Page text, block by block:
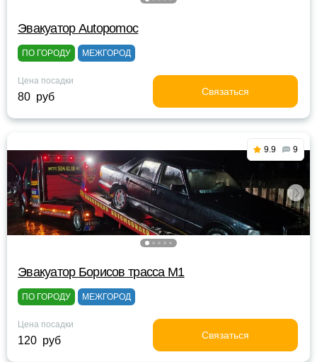
Эвакуатор Autopomoc
ПО ГОРОДУ МЕЖГОРОД
Цена посадки
80 руб Связаться
9.9 9
Эвакуатор Борисов трасса М1
ПО ГОРОДУ МЕЖГОРОД
Цена посадки
120 руб Связаться